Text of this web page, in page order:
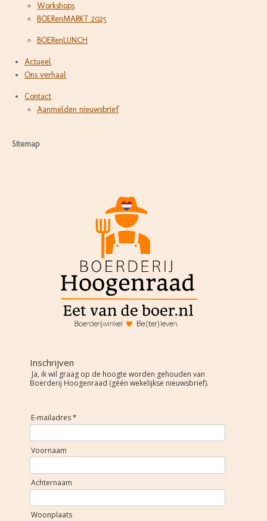
Workshops
BOERenMARKT 2025
BOERenLUNCH
Actueel
Ons verhaal
Contact
Aanmelden nieuwsbrief
Sitemap
Inschrijven
Ja, ik wil graag op de hoogte worden gehouden van
Boerderij Hoogenraad (géén wekelijkse nieuwsbrief).
E-mailadres *
Voornaam
Achternaam
Woonplaats